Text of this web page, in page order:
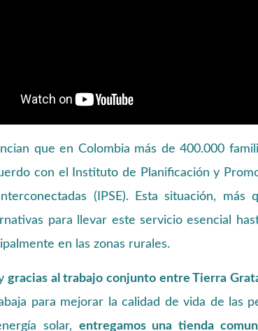
que en Colombia más de 400.000
con el Instituto de Planificación y
(IPSE). Esta situación,
para llevar este servicio esencial
en las zonas rurales.
gracias al trabajo conjunto entre Tierra
para mejorar la calidad de vida de las
solar, entregamos una tienda